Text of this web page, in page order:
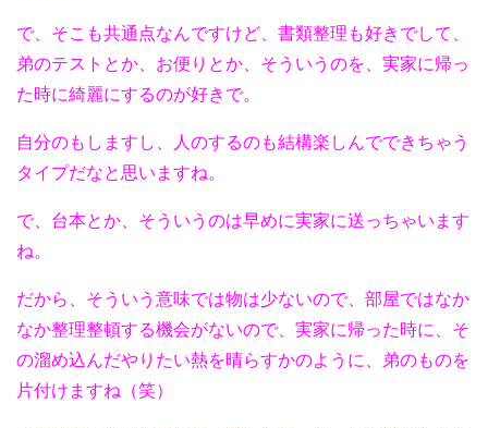
で、そこも共通点なんですけど、書類整理も好きでして、
弟のテストとか、お便りとか、そういうのを、実家に帰っ
た時に綺麗にするのが好きで。
自分のもしますし、人のするのも結構楽しんでできちゃう
タイプだなと思いますね。
で、台本とか、そういうのは早めに実家に送っちゃいます
ね。
だから、そういう意味では物は少ないので、部屋ではなか
なか整理整頓する機会がないので、実家に帰った時に、そ
の溜め込んだやりたい熱を晴らすかのように、弟のものを
片付けますね（笑）